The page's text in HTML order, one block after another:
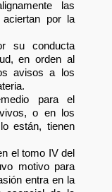
las
por la
su conducta
en orden al
avisos a los
para el
o en los
están, tienen
el tomo IV del
motivo para
entra en la